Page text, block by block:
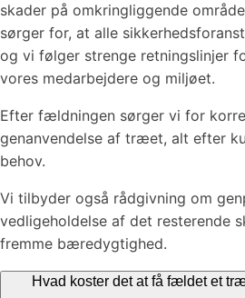
skader på omkringliggende
sørger for, at alle
og vi følger strenge retningslinjer
vores medarbejdere og miljøet.
Efter fældningen sørger vi for
genanvendelse af træet, alt efter
behov.
Vi tilbyder også rådgivning om
vedligeholdelse af det resterende
fremme bæredygtighed.
Hvad koster det at få fældet et